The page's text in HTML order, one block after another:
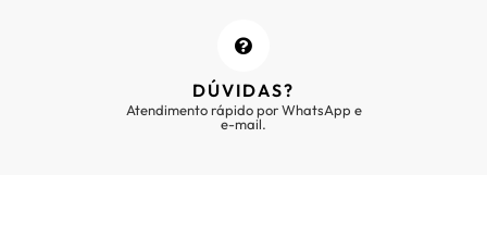
DÚVIDAS?
Atendimento rápido por WhatsApp e
e-mail.